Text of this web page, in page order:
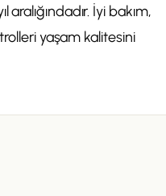
İyi bakım,
yaşam kalitesini